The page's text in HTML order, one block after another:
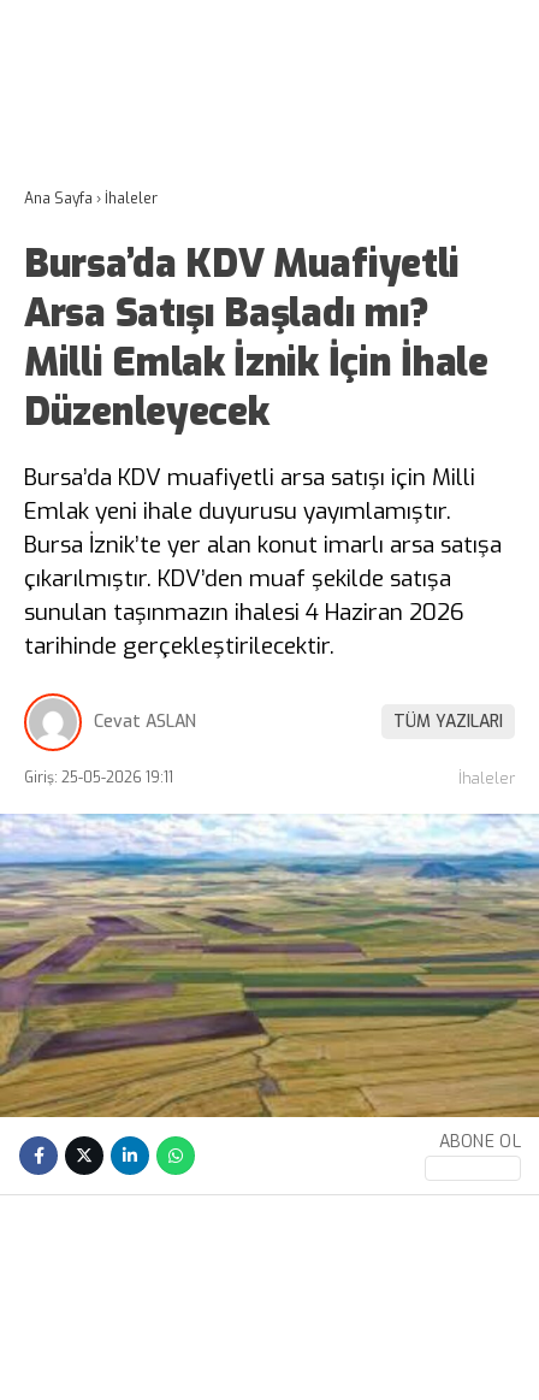
Ana Sayfa › İhaleler
Bursa’da KDV Muafiyetli
Arsa Satışı Başladı mı?
Milli Emlak İznik İçin İhale
Düzenleyecek
Bursa’da KDV muafiyetli arsa satışı için Milli
Emlak yeni ihale duyurusu yayımlamıştır.
Bursa İznik’te yer alan konut imarlı arsa satışa
çıkarılmıştır. KDV’den muaf şekilde satışa
sunulan taşınmazın ihalesi 4 Haziran 2026
tarihinde gerçekleştirilecektir.
Cevat ASLAN TÜM YAZILARI
Giriş: 25-05-2026 19:11 İhaleler
ABONE OL